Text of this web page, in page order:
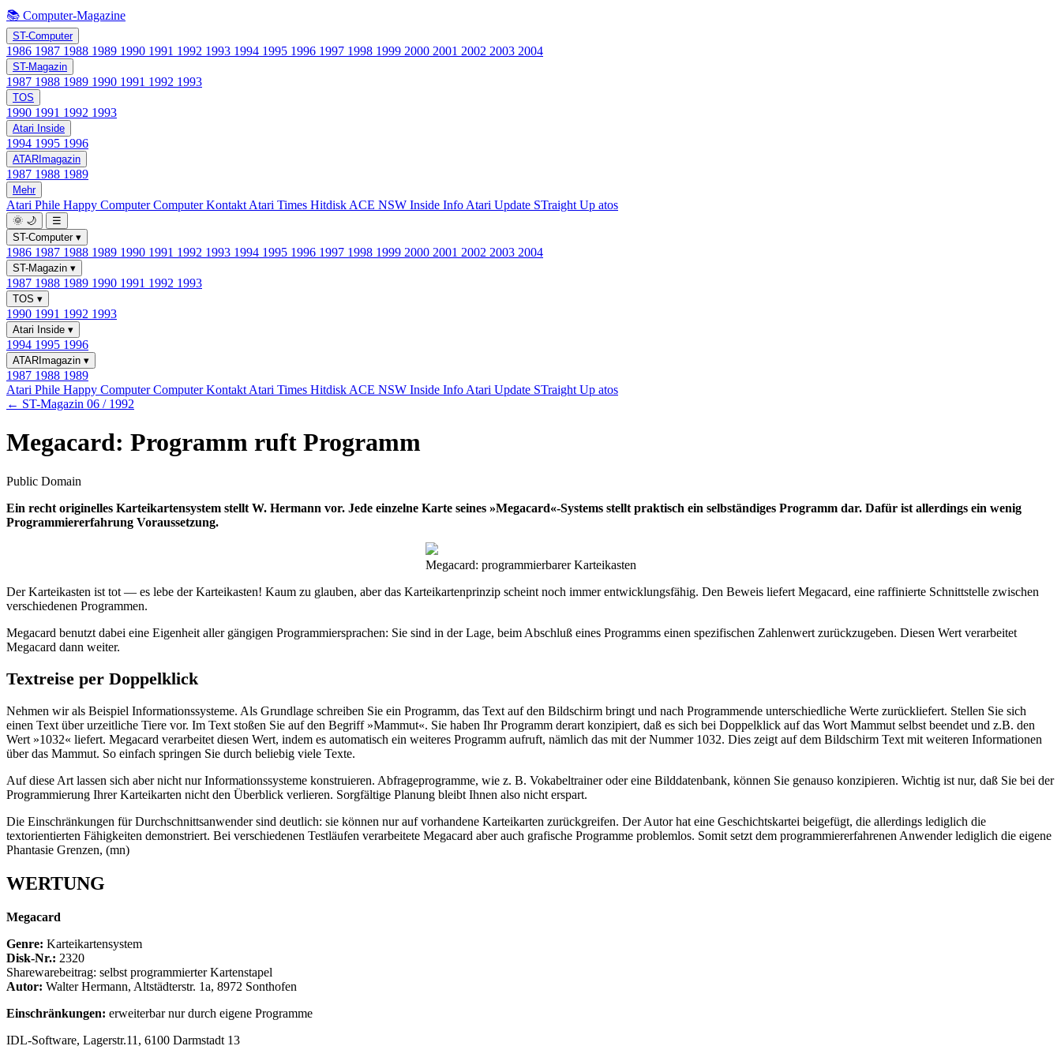
📚 Computer-Magazine
ST-Computer
1986 1987 1988 1989 1990 1991 1992 1993 1994 1995 1996 1997 1998 1999 2000 2001 2002 2003 2004
ST-Magazin
1987 1988 1989 1990 1991 1992 1993
TOS
1990 1991 1992 1993
Atari Inside
1994 1995 1996
ATARImagazin
1987 1988 1989
Mehr
Atari Phile Happy ComputerComputer Kontakt Atari Times Hitdisk ACE NSW Inside Info Atari Update STraight Up atos
🌞 🌙
☰
ST-Computer ▾
1986 1987 1988 1989 1990 1991 1992 1993 1994 1995 1996 1997 1998 1999 2000 2001 2002 2003 2004
ST-Magazin ▾
1987 1988 1989 1990 1991 1992 1993
TOS ▾
1990 1991 1992 1993
Atari Inside ▾
1994 1995 1996
ATARImagazin ▾
1987 1988 1989
Atari Phile Happy ComputerComputer Kontakt Atari Times Hitdisk ACE NSW Inside Info Atari Update STraight Up atos
← ST-Magazin 06 / 1992
Megacard: Programm ruft Programm
Public Domain
Ein recht originelles Karteikartensystem stellt W. Hermann vor. Jede einzelne Karte seines »Megacard«-Systems stellt praktisch ein selbständiges Programm dar. Dafür ist allerdings ein wenig
Programmiererfahrung Voraussetzung.
Megacard: programmierbarer Karteikasten
Der Karteikasten ist tot — es lebe der Karteikasten! Kaum zu glauben, aber das Karteikartenprinzip scheint noch immer entwicklungsfähig. Den Beweis liefert Megacard, eine raffinierte Schnittstelle zwischen
verschiedenen Programmen.
Megacard benutzt dabei eine Eigenheit aller gängigen Programmiersprachen: Sie sind in der Lage, beim Abschluß eines Programms einen spezifischen Zahlenwert zurückzugeben. Diesen Wert verarbeitet
Megacard dann weiter.
Textreise per Doppelklick
Nehmen wir als Beispiel Informationssysteme. Als Grundlage schreiben Sie ein Programm, das Text auf den Bildschirm bringt und nach Programmende unterschiedliche Werte zurückliefert. Stellen Sie sich
einen Text über urzeitliche Tiere vor. Im Text stoßen Sie auf den Begriff »Mammut«. Sie haben Ihr Programm derart konzipiert, daß es sich bei Doppelklick auf das Wort Mammut selbst beendet und z.B. den
Wert »1032« liefert. Megacard verarbeitet diesen Wert, indem es automatisch ein weiteres Programm aufruft, nämlich das mit der Nummer 1032. Dies zeigt auf dem Bildschirm Text mit weiteren Informationen
über das Mammut. So einfach springen Sie durch beliebig viele Texte.
Auf diese Art lassen sich aber nicht nur Informationssysteme konstruieren. Abfrageprogramme, wie z. B. Vokabeltrainer oder eine Bilddatenbank, können Sie genauso konzipieren. Wichtig ist nur, daß Sie bei der
Programmierung Ihrer Karteikarten nicht den Überblick verlieren. Sorgfältige Planung bleibt Ihnen also nicht erspart.
Die Einschränkungen für Durchschnittsanwender sind deutlich: sie können nur auf vorhandene Karteikarten zurückgreifen. Der Autor hat eine Geschichtskartei beigefügt, die allerdings lediglich die
textorientierten Fähigkeiten demonstriert. Bei verschiedenen Testläufen verarbeitete Megacard aber auch grafische Programme problemlos. Somit setzt dem programmiererfahrenen Anwender lediglich die eigene
Phantasie Grenzen, (mn)
WERTUNG
Megacard
Genre: Karteikartensystem
Disk-Nr.: 2320
Sharewarebeitrag: selbst programmierter Kartenstapel
Autor: Walter Hermann, Altstädterstr. 1a, 8972 Sonthofen
Einschränkungen: erweiterbar nur durch eigene Programme
IDL-Software, Lagerstr.11, 6100 Darmstadt 13